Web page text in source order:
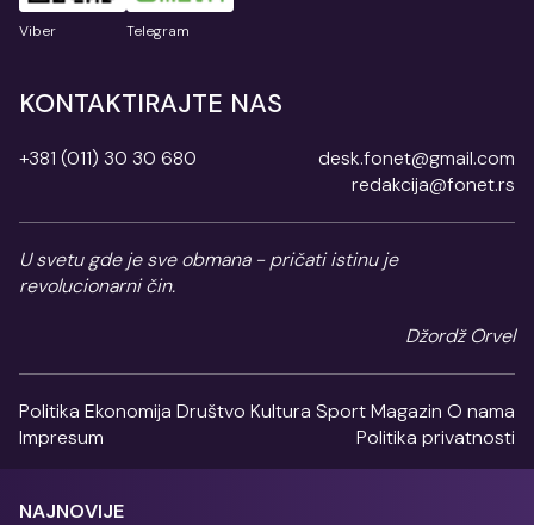
Viber Telegram
KONTAKTIRAJTE NAS
+381 (011) 30 30 680
desk.fonet@gmail.com
redakcija@fonet.rs
U svetu gde je sve obmana - pričati istinu je
revolucionarni čin.
Džordž Orvel
Politika Ekonomija Društvo Kultura SportMagazin O nama
Impresum
Politika privatnosti
NAJNOVIJE